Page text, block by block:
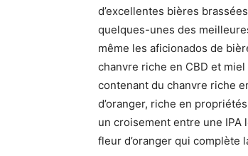
d’excellentes bières
quelques-unes des
même les aficionados de
chanvre riche en CBD et miel
contenant du chanvre riche
d’oranger, riche en
un croisement entre une
fleur d’oranger qui complète